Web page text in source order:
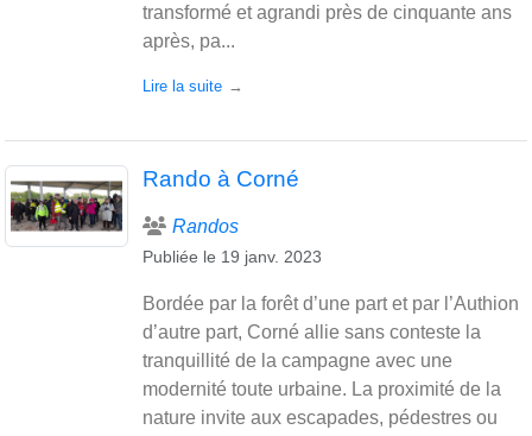
transformé et agrandi près de cinquante ans
après, pa...
Lire la suite
Rando à Corné
Randos
Publiée le 19 janv. 2023
Bordée par la forêt d’une part et par l’Authion
d’autre part, Corné allie sans conteste la
tranquillité de la campagne avec une
modernité toute urbaine. La proximité de la
nature invite aux escapades, pédestres ou